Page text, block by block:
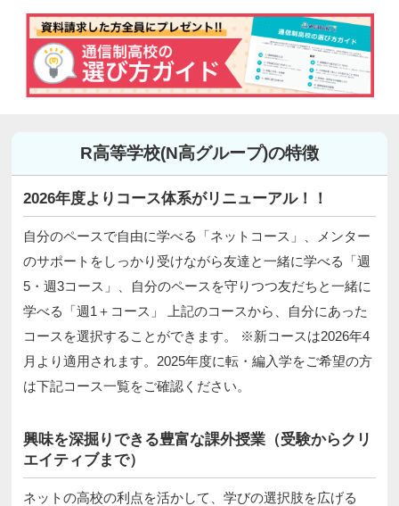
R高等学校(N高グループ)の特徴
2026年度よりコース体系がリニューアル！！
自分のペースで自由に学べる「ネットコース」、メンター
のサポートをしっかり受けながら友達と一緒に学べる「週
5・週3コース」、自分のペースを守りつつ友だちと一緒に
学べる「週1＋コース」 上記のコースから、自分にあった
コースを選択することができます。 ※新コースは2026年4
月より適用されます。2025年度に転・編入学をご希望の方
は下記コース一覧をご確認ください。
興味を深掘りできる豊富な課外授業（受験からクリ
エイティブまで）
ネットの高校の利点を活かして、学びの選択肢を広げる